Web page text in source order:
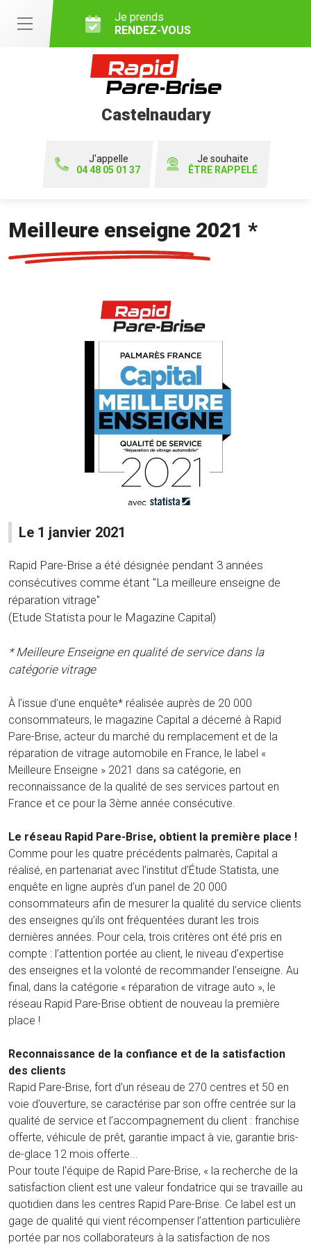
Je prends
RENDEZ-VOUS
Castelnaudary
J'appelle
04 48 05 01 37
Je souhaite
ÊTRE RAPPELÉ
Meilleure enseigne 2021 *
Le 1 janvier 2021
Rapid Pare-Brise a été désignée pendant 3 années
consécutives comme étant "La meilleure enseigne de
réparation vitrage"
(Etude Statista pour le Magazine Capital)
* Meilleure Enseigne en qualité de service dans la
catégorie vitrage
À l’issue d’une enquête* réalisée auprès de 20 000
consommateurs, le magazine Capital a décerné à Rapid
Pare-Brise, acteur du marché du remplacement et de la
réparation de vitrage automobile en France, le label «
Meilleure Enseigne » 2021 dans sa catégorie, en
reconnaissance de la qualité de ses services partout en
France et ce pour la 3ème année consécutive.
Le réseau Rapid Pare-Brise, obtient la première place !
Comme pour les quatre précédents palmarès, Capital a
réalisé, en partenariat avec l’institut d’Étude Statista, une
enquête en ligne auprès d’un panel de 20 000
consommateurs afin de mesurer la qualité du service clients
des enseignes qu’ils ont fréquentées durant les trois
dernières années. Pour cela, trois critères ont été pris en
compte : l’attention portée au client, le niveau d’expertise
des enseignes et la volonté de recommander l’enseigne. Au
final, dans la catégorie « réparation de vitrage auto », le
réseau Rapid Pare-Brise obtient de nouveau la première
place !
Reconnaissance de la confiance et de la satisfaction
des clients
Rapid Pare-Brise, fort d’un réseau de 270 centres et 50 en
voie d’ouverture, se caractérise par son offre centrée sur la
qualité de service et l’accompagnement du client : franchise
offerte, véhicule de prêt, garantie impact à vie, garantie bris-
de-glace 12 mois offerte...
Pour toute l'équipe de Rapid Pare-Brise, « la recherche de la
satisfaction client est une valeur fondatrice qui se travaille au
quotidien dans les centres Rapid Pare-Brise. Ce label est un
gage de qualité qui vient récompenser l’attention particulière
portée par nos collaborateurs à la satisfaction de nos